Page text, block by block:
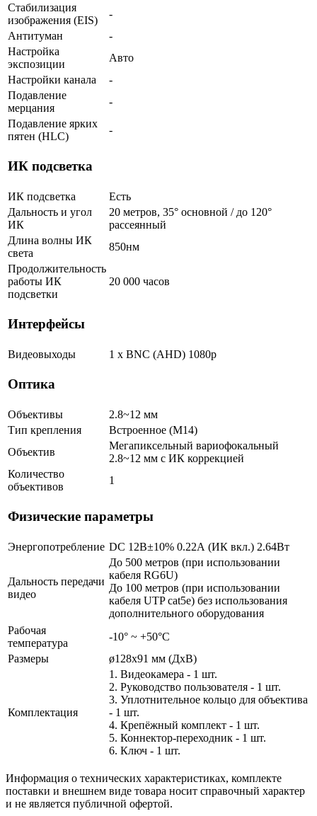
Стабилизация
изображения (EIS)
-
Антитуман
-
Настройка
экспозиции
Авто
Настройки канала
-
Подавление
мерцания
-
Подавление ярких
пятен (HLC)
-
ИК подсветка
ИК подсветка
Есть
Дальность и угол
ИК
20 метров, 35° основной / до 120°
рассеянный
Длина волны ИК
света
850нм
Продолжительность
работы ИК
подсветки
20 000 часов
Интерфейсы
Видеовыходы 1 x BNC (AHD) 1080p
Оптика
Объективы
2.8~12 мм
Тип крепления
Встроенное (М14)
Объектив
Мегапиксельный вариофокальный
2.8~12 мм c ИК коррекцией
Количество
объективов
1
Физические параметры
Энергопотребление DC 12В±10% 0.22А (ИК вкл.) 2.64Вт
Дальность передачи
видео
До 500 метров (при использовании
кабеля RG6U)
До 100 метров (при использовании
кабеля UTP cat5e) без использования
дополнительного оборудования
Рабочая
температура
-10° ~ +50°С
Размеры
ø128x91 мм (ДхВ)
Комплектация
1. Видеокамера - 1 шт.
2. Руководство пользователя - 1 шт.
3. Уплотнительное кольцо для объектива
- 1 шт.
4. Крепёжный комплект - 1 шт.
5. Коннектор-переходник - 1 шт.
6. Ключ - 1 шт.
Информация о технических характеристиках, комплекте
поставки и внешнем виде товара носит справочный характер
и не является публичной офертой.